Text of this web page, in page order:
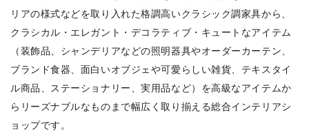
リアの様式などを取り入れた格調高いクラシック調家具から、
クラシカル・エレガント・デコラティブ・キュートなアイテム
（装飾品、シャンデリアなどの照明器具やオーダーカーテン、
ブランド食器、面白いオブジェや可愛らしい雑貨、テキスタイ
ル商品、ステーショナリー、実用品など）を高級なアイテムか
らリーズナブルなものまで幅広く取り揃える総合インテリアシ
ョップです。